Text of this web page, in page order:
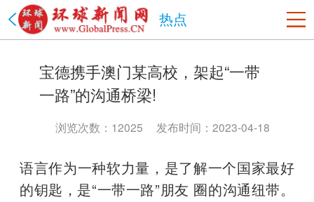
热点
洛杉矶 旧金山 沙加缅度 热点 纽约
上海市 天津市 重庆市 河北省
山西省
福建省
江西省 山东省 河南省 湖北省
湖南省
广东省
海南省 贵州省 云南省 陕西省
甘肃省
宝德携手澳门某高校，架起“一带
一路”的沟通桥梁!
浏览次数：12025 发布时间：2023-04-18
语言作为一种软力量，是了解一个国家最好
的钥匙，是“一带一路”朋友 圈的沟通纽带。